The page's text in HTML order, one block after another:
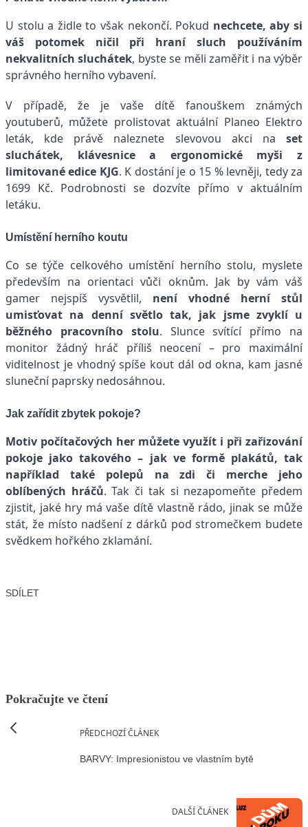
U stolu a židle to však nekončí. Pokud nechcete, aby si
váš potomek ničil při hraní sluch používáním
nekvalitních sluchátek, byste se měli zaměřit i na výběr
správného herního vybavení.
V případě, že je vaše dítě fanouškem známých
youtuberů, můžete prolistovat aktuální Planeo Elektro
leták, kde právě naleznete slevovou akci na set
sluchátek, klávesnice a ergonomické myši z
limitované edice KJG. K dostání je o 15 % levněji, tedy za
1699 Kč. Podrobnosti se dozvíte přímo v aktuálním
letáku.
Umístění herního koutu
Co se týče celkového umístění herního stolu, myslete
především na orientaci vůči oknům. Jak by vám váš
gamer nejspíš vysvětlil, není vhodné herní stůl
umisťovat na denní světlo tak, jak jsme zvyklí u
běžného pracovního stolu. Slunce svítící přímo na
monitor žádný hráč příliš neocení – pro maximální
viditelnost je vhodný spíše kout dál od okna, kam jasné
sluneční paprsky nedosáhnou.
Jak zařídit zbytek pokoje?
Motiv počítačových her můžete využít i při zařizování
pokoje jako takového – jak ve formě plakátů, tak
například také polepů na zdi či merche jeho
oblíbených hráčů. Tak či tak si nezapomeňte předem
zjistit, jaké hry má vaše dítě vlastně rádo, jinak se může
stát, že místo nadšení z dárků pod stromečkem budete
svědkem hořkého zklamání.
SDÍLET
Pokračujte ve čtení
PŘEDCHOZÍ ČLÁNEK
BARVY: Impresionistou ve vlastním bytě
DALŠÍ ČLÁNEK